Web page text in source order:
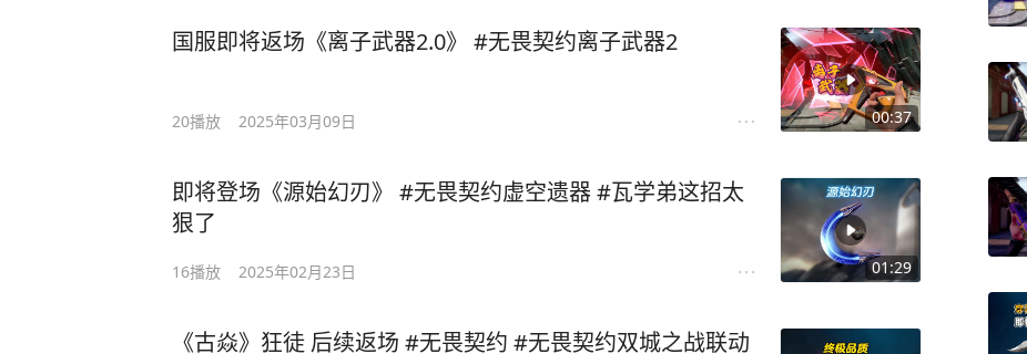
00:37
国服即将返场《离子武器2.0》 #无畏契约离子武器2
20播放 2025年03月09日
01:29
即将登场《源始幻刃》 #无畏契约虚空遗器 #瓦学弟这招太
狠了
16播放 2025年02月23日
《古焱》狂徒 后续返场 #无畏契约 #无畏契约双城之战联动